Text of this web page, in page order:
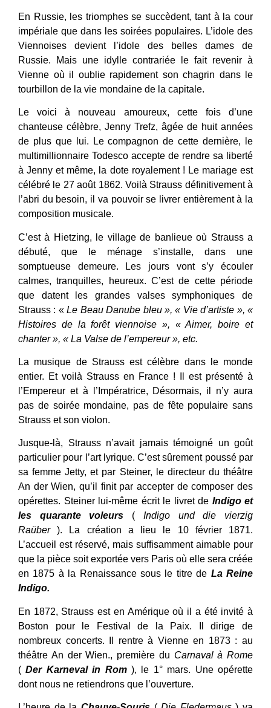
En Russie, les triomphes se succèdent, tant à la cour
impériale que dans les soirées populaires. L’idole des
Viennoises devient l’idole des belles dames de
Russie. Mais une idylle contrariée le fait revenir à
Vienne où il oublie rapidement son chagrin dans le
tourbillon de la vie mondaine de la capitale.
Le voici à nouveau amoureux, cette fois d’une
chanteuse célèbre, Jenny Trefz, âgée de huit années
de plus que lui. Le compagnon de cette dernière, le
multimillionnaire Todesco accepte de rendre sa liberté
à Jenny et même, la dote royalement ! Le mariage est
célébré le 27 août 1862. Voilà Strauss définitivement à
l’abri du besoin, il va pouvoir se livrer entièrement à la
composition musicale.
C’est à Hietzing, le village de banlieue où Strauss a
débuté, que le ménage s’installe, dans une
somptueuse demeure. Les jours vont s’y écouler
calmes, tranquilles, heureux. C’est de cette période
que datent les grandes valses symphoniques de
Strauss : «Le Beau Danube bleu », « Vie d’artiste », «
Histoires de la forêt viennoise », « Aimer, boire et
chanter », « La Valse de l’empereur », etc.
La musique de Strauss est célèbre dans le monde
entier. Et voilà Strauss en France ! Il est présenté à
l’Empereur et à l’Impératrice, Désormais, il n’y aura
pas de soirée mondaine, pas de fête populaire sans
Strauss et son violon.
Jusque-là, Strauss n’avait jamais témoigné un goût
particulier pour l’art lyrique. C’est sûrement poussé par
sa femme Jetty, et par Steiner, le directeur du théâtre
An der Wien, qu’il finit par accepter de composer des
opérettes. Steiner lui-même écrit le livret de Indigo et
les quarante voleurs ( Indigo und die vierzig
Raüber). La création a lieu le 10 février 1871.
L’accueil est réservé, mais suffisamment aimable pour
que la pièce soit exportée vers Paris où elle sera créée
en 1875 à la Renaissance sous le titre de La Reine
Indigo.
En 1872, Strauss est en Amérique où il a été invité à
Boston pour le Festival de la Paix. Il dirige de
nombreux concerts. Il rentre à Vienne en 1873 : au
théâtre An der Wien., première du Carnaval à Rome
(Der Karneval in Rom), le 1° mars. Une opérette
dont nous ne retiendrons que l’ouverture.